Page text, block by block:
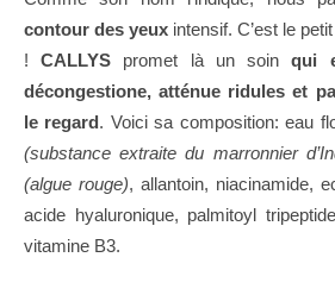
contour des yeux intensif. C’est le
!CALLYS promet là un soinqui
décongestione, atténue ridules et
le regard. Voici sa composition: eau
(substance extraite du marronnier
(algue rouge), allantoin, niacinamide,
acide hyaluronique, palmitoyl
vitamine B3.